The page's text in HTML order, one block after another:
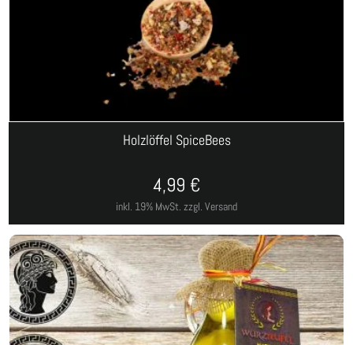
Holzlöffel SpiceBees
inkl. 19% MwSt. zzgl. Versand
4,99 €